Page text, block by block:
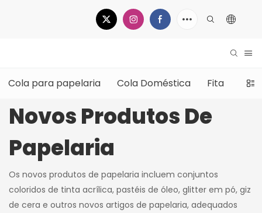
Cola para papelaria Cola Doméstica Fita
Novos Produtos De
Papelaria
Os novos produtos de papelaria incluem conjuntos
coloridos de tinta acrílica, pastéis de óleo, glitter em pó, giz
de cera e outros novos artigos de papelaria, adequados